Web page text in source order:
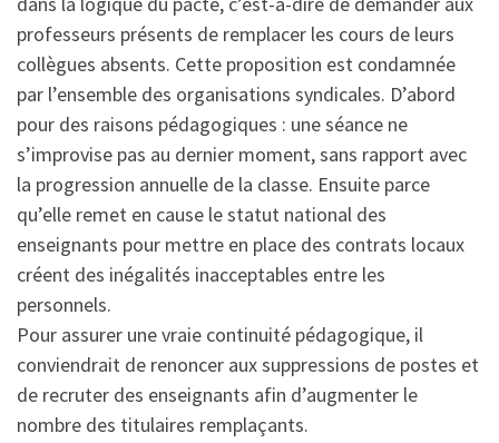
professeurs présents de remplacer les cours de leurs
collègues absents. Cette proposition est condamnée
par l’ensemble des organisations syndicales. D’abord
pour des raisons pédagogiques : une séance ne
s’improvise pas au dernier moment, sans rapport avec
la progression annuelle de la classe. Ensuite parce
qu’elle remet en cause le statut national des
enseignants pour mettre en place des contrats locaux
créent des inégalités inacceptables entre les
personnels.
Pour assurer une vraie continuité pédagogique, il
conviendrait de renoncer aux suppressions de postes et
de recruter des enseignants afin d’augmenter le
nombre des titulaires remplaçants.